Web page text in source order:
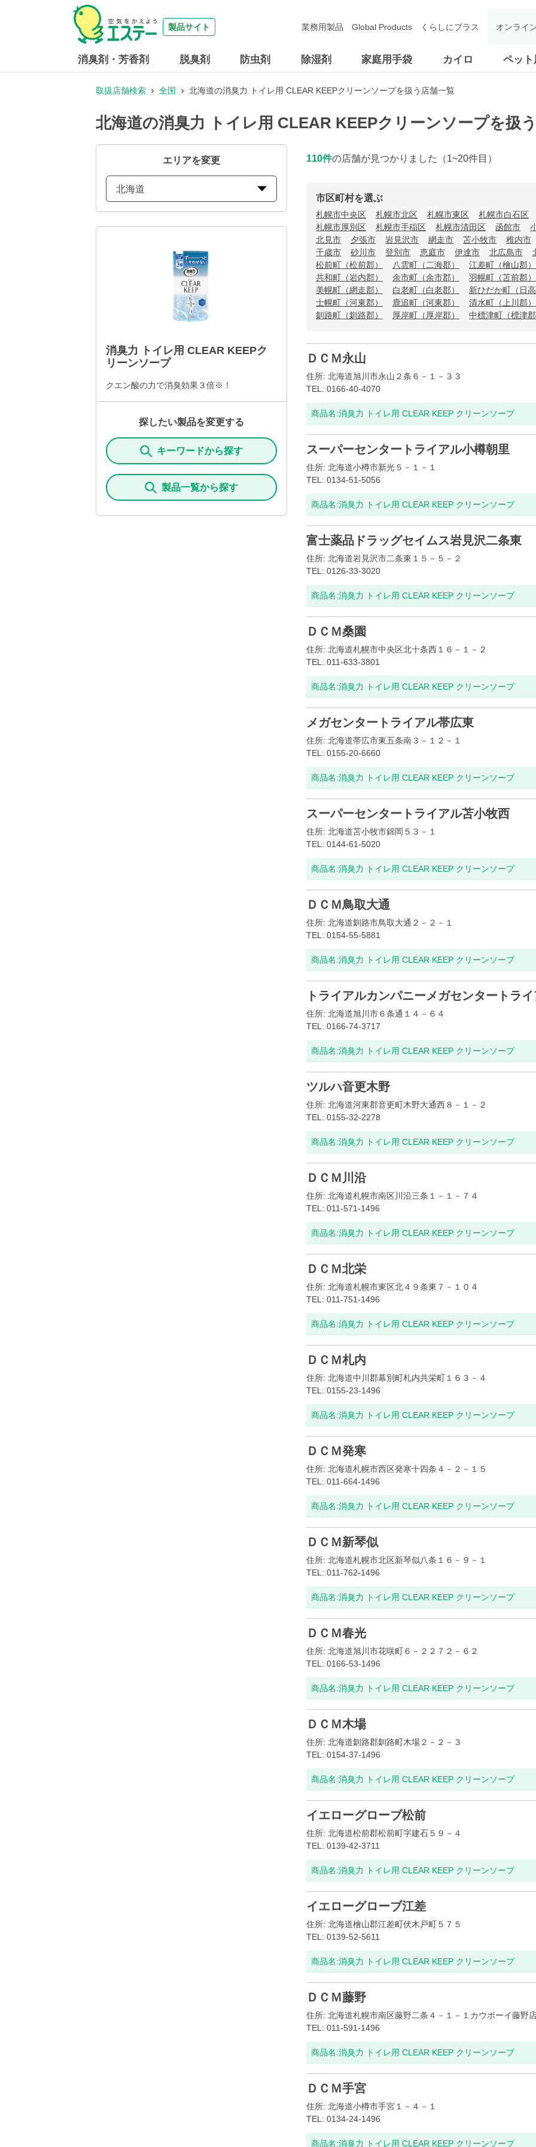
製品サイト
消臭剤・芳香剤 脱臭剤 防虫剤 除湿剤 家庭用手袋 カイロ ペット
業務用製品 Global Products くらしにプラス オンライ
取扱店舗検索 全国 北海道の消臭力 トイレ用 CLEAR KEEPクリーンソープを扱う店舗一覧
北海道の消臭力 トイレ用 CLEAR KEEPクリーンソープを扱
エリアを変更
北海道
消臭力 トイレ用 CLEAR KEEPク
リーンソープ
クエン酸の力で消臭効果３倍※！
探したい製品を変更する
キーワードから探す
製品一覧から探す
110件の店舗が見つかりました （1~20件目）
市区町村を選ぶ
札幌市中央区 札幌市北区 札幌市東区
札幌市白石区
札幌市厚別区
札幌市手稲区 札幌市清田区 函館市
北見市
夕張市 岩見沢市 網走市 苫小牧市
稚内市
千歳市
砂川市 登別市 恵庭市 伊達市 北広島市
松前町（松前郡）
八雲町（二海郡）
江差町（檜山郡）
共和町（岩内郡）
余市町（余市郡）
羽幌町（苫前郡）
美幌町（網走郡）
白老町（白老郡）
新ひだか町（日
士幌町（河東郡）
鹿追町（河東郡）
清水町（上川郡）
釧路町（釧路郡）
厚岸町（厚岸郡） 中標津町（標津
ＤＣＭ永山
住所: 北海道旭川市永山２条６－１－３３
TEL: 0166-40-4070
商品名:消臭力 トイレ用 CLEAR KEEP クリーンソープ
スーパーセンタートライアル小樽朝里
住所: 北海道小樽市新光５－１－１
TEL: 0134-51-5056
商品名:消臭力 トイレ用 CLEAR KEEP クリーンソープ
富士薬品ドラッグセイムス岩見沢二条東
住所: 北海道岩見沢市二条東１５－５－２
TEL: 0126-33-3020
商品名:消臭力 トイレ用 CLEAR KEEP クリーンソープ
ＤＣＭ桑園
住所: 北海道札幌市中央区北十条西１６－１－２
TEL: 011-633-3801
商品名:消臭力 トイレ用 CLEAR KEEP クリーンソープ
メガセンタートライアル帯広東
住所: 北海道帯広市東五条南３－１２－１
TEL: 0155-20-6660
商品名:消臭力 トイレ用 CLEAR KEEP クリーンソープ
スーパーセンタートライアル苫小牧西
住所: 北海道苫小牧市錦岡５３－１
TEL: 0144-61-5020
商品名:消臭力 トイレ用 CLEAR KEEP クリーンソープ
ＤＣＭ鳥取大通
住所: 北海道釧路市鳥取大通２－２－１
TEL: 0154-55-5881
商品名:消臭力 トイレ用 CLEAR KEEP クリーンソープ
トライアルカンパニーメガセンタートラ
住所: 北海道旭川市６条通１４－６４
TEL: 0166-74-3717
商品名:消臭力 トイレ用 CLEAR KEEP クリーンソープ
ツルハ音更木野
住所: 北海道河東郡音更町木野大通西８－１－２
TEL: 0155-32-2278
商品名:消臭力 トイレ用 CLEAR KEEP クリーンソープ
ＤＣＭ川沿
住所: 北海道札幌市南区川沿三条１－１－７４
TEL: 011-571-1496
商品名:消臭力 トイレ用 CLEAR KEEP クリーンソープ
ＤＣＭ北栄
住所: 北海道札幌市東区北４９条東７－１０４
TEL: 011-751-1496
商品名:消臭力 トイレ用 CLEAR KEEP クリーンソープ
ＤＣＭ札内
住所: 北海道中川郡幕別町札内共栄町１６３－４
TEL: 0155-23-1496
商品名:消臭力 トイレ用 CLEAR KEEP クリーンソープ
ＤＣＭ発寒
住所: 北海道札幌市西区発寒十四条４－２－１５
TEL: 011-664-1496
商品名:消臭力 トイレ用 CLEAR KEEP クリーンソープ
ＤＣＭ新琴似
住所: 北海道札幌市北区新琴似八条１６－９－１
TEL: 011-762-1496
商品名:消臭力 トイレ用 CLEAR KEEP クリーンソープ
ＤＣＭ春光
住所: 北海道旭川市花咲町６－２２７２－６２
TEL: 0166-53-1496
商品名:消臭力 トイレ用 CLEAR KEEP クリーンソープ
ＤＣＭ木場
住所: 北海道釧路郡釧路町木場２－２－３
TEL: 0154-37-1496
商品名:消臭力 トイレ用 CLEAR KEEP クリーンソープ
イエローグローブ松前
住所: 北海道松前郡松前町字建石５９－４
TEL: 0139-42-3711
商品名:消臭力 トイレ用 CLEAR KEEP クリーンソープ
イエローグローブ江差
住所: 北海道檜山郡江差町伏木戸町５７５
TEL: 0139-52-5611
商品名:消臭力 トイレ用 CLEAR KEEP クリーンソープ
ＤＣＭ藤野
住所: 北海道札幌市南区藤野二条４－１－１カウボーイ藤野
TEL: 011-591-1496
商品名:消臭力 トイレ用 CLEAR KEEP クリーンソープ
ＤＣＭ手宮
住所: 北海道小樽市手宮１－４－１
TEL: 0134-24-1496
商品名:消臭力 トイレ用 CLEAR KEEP クリーンソープ